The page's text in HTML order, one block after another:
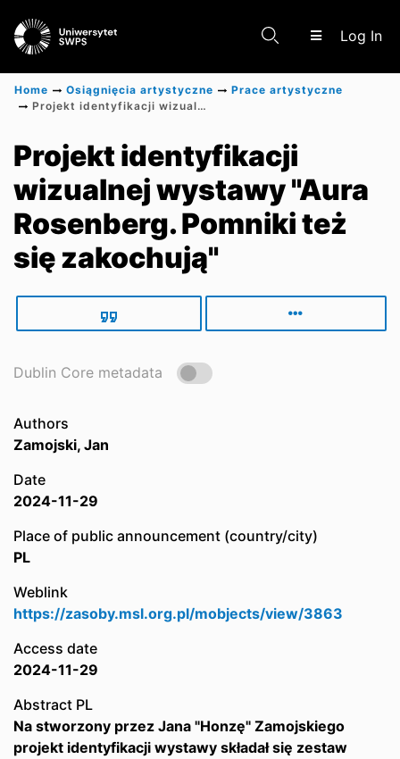
Log In
Scientific research results
Home Osiągnięcia artystyczne
Prace artystyczne
Projekt identyfikacji wizualnej wystawy "Aura Rosenberg. Pomniki też się zakochują"
Projekt identyfikacji
wizualnej wystawy "Aura
Rosenberg. Pomniki też
się zakochują"
Dublin Core metadata
Authors
Zamojski, Jan
Date
2024-11-29
Place of public announcement (country/city)
PL
Weblink
https://zasoby.msl.org.pl/mobjects/view/3863
Access date
2024-11-29
Abstract PL
Na stworzony przez Jana "Honzę" Zamojskiego
projekt identyfikacji wystawy składał się zestaw